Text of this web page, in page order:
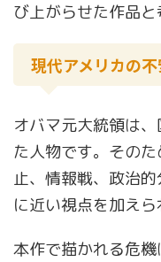
び上がらせた作品と
現代アメリカの
オバマ元大統領は
た人物です。その
止、情報戦、政治
に近い視点を加えら
本作で描かれる危